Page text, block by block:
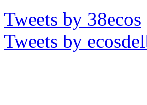
Tweets by 38ecos
Tweets by